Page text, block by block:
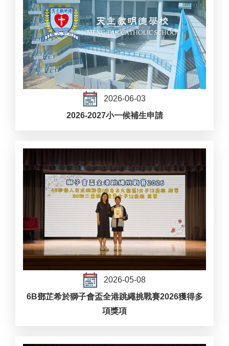
2026-06-03
2026-2027小一候補生申請
2026-05-08
6B鄧芷希於獅子會盃全港跳繩挑戰賽2026獲得多
項獎項